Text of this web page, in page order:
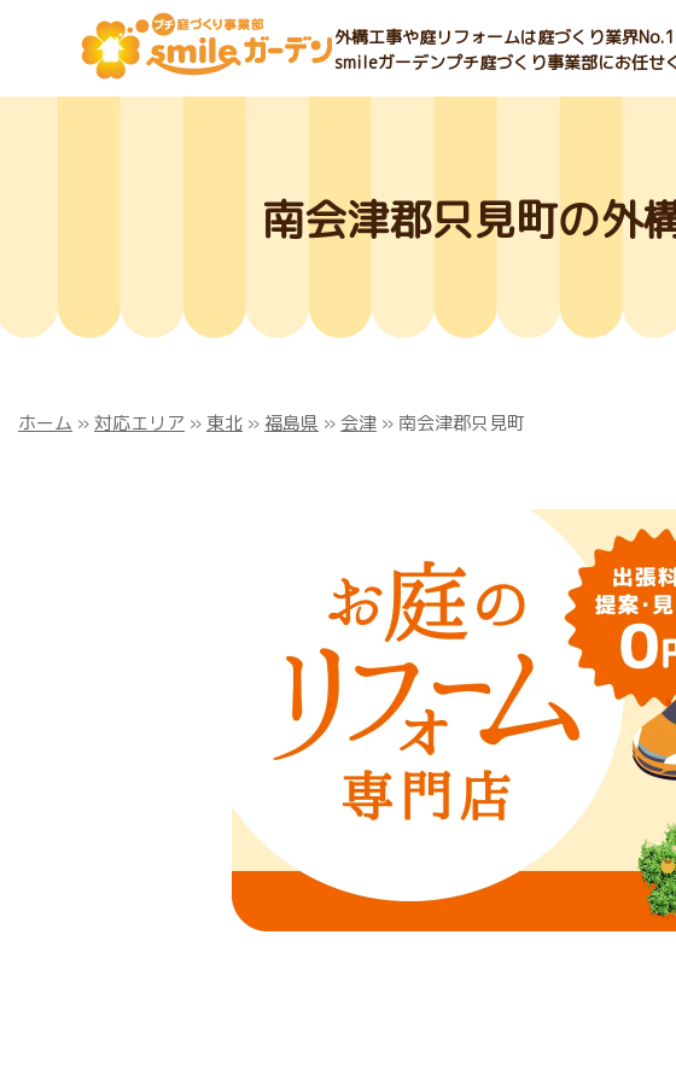
外構工事や庭リフォームは庭づくり業界
smileガーデンプチ庭づくり事業部にお任せ
南会津郡只見町の外
ホーム »対応エリア » 東北 » 福島県 » 会津 » 南会津郡只見町